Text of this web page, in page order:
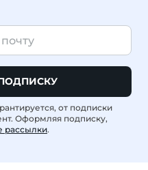
от подписки
Оформляя подписку,
рассылки.